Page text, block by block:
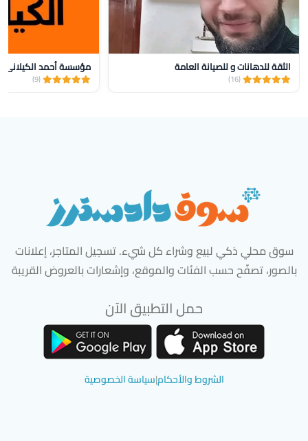
الثقة للدهانات و للصيانة العامة
(16)
(9)
سوق محلي ذكي لبيع وشراء كل شيء. تسجيل المتاجر، إعلانات
بالصور، تصفّح حسب الفئات والموقع، وإشعارات بالعروض القريبة
حمل التطبيق الآن
الشروط والأحكام|سياسة الخصوصية